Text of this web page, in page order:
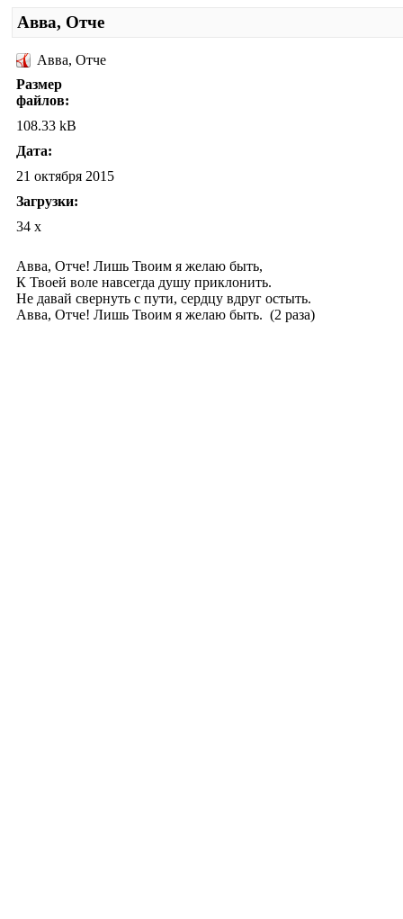
Авва, Отче
Авва, Отче
Размер
файлов:
108.33 kB
Дата:
21 октября 2015
Загрузки:
34 x
Авва, Отче! Лишь Твоим я желаю быть,
К Твоей воле навсегда душу приклонить.
Не давай свернуть с пути, сердцу вдруг остыть.
Авва, Отче! Лишь Твоим я желаю быть. (2 раза)